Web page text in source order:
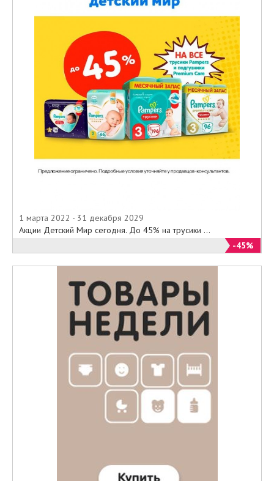
1 марта 2022 - 31 декабря 2029
Акции Детский Мир сегодня. До 45% на трусики ...
-45%